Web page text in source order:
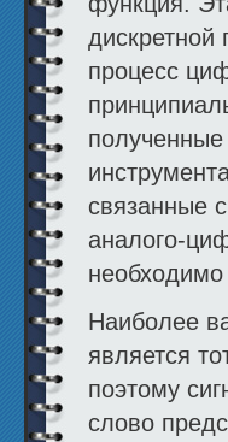
дискретной
процесс
связанные
аналого-
Наиболее
является
поэтому
слово